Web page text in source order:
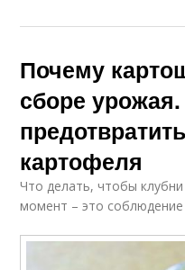
Почему
сборе
картофеля
Что делать, чтобы
момент – это соблюдение